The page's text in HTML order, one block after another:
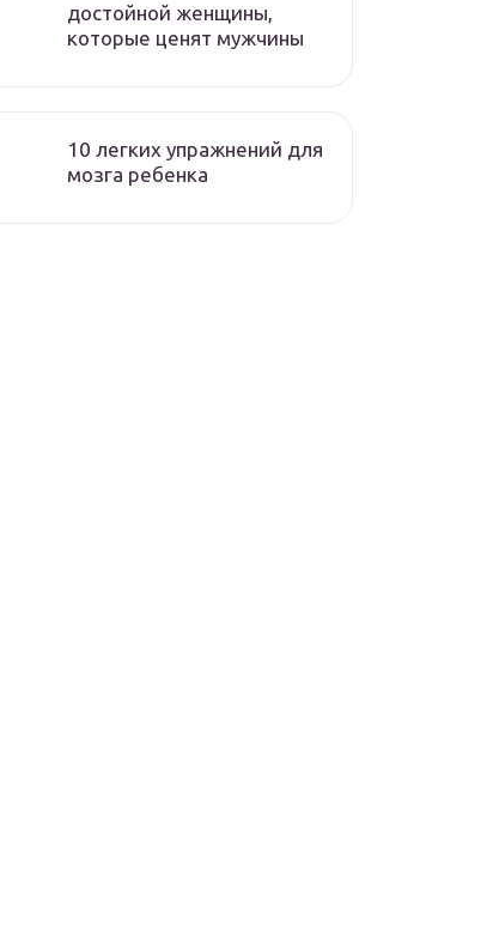
достойной женщины,
которые ценят мужчины
10 легких упражнений для
мозга ребенка